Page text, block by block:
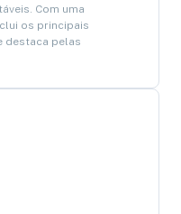
Com uma
os principais
destaca pelas